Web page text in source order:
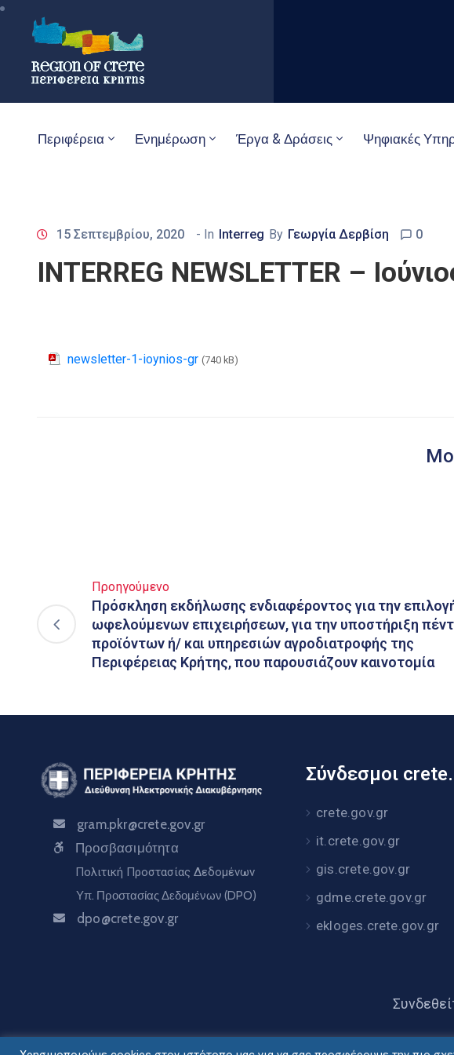
Περιφέρεια Ενημέρωση Έργα & Δράσεις Ψηφιακές
15 Σεπτεμβρίου, 2020 - In Interreg By Γεωργία Δερβίση 0
INTERREG NEWSLETTER –
newsletter-1-ioynios-gr (740 kB)
Προηγούμενο
Πρόσκληση εκδήλωσης ενδιαφέροντος για την
ωφελούμενων επιχειρήσεων, για την υποστήριξη
προϊόντων ή/ και υπηρεσιών αγροδιατροφής της
Περιφέρειας Κρήτης, που παρουσιάζουν καινοτομία
gram.pkr@crete.gov.gr
Προσβασιμότητα
Πολιτική Προστασίας Δεδομένων
Υπ. Προστασίας Δεδομένων (DPO)
dpo@crete.gov.gr
Σύνδεσμοι
crete.gov.gr
it.crete.gov.gr
gis.crete.gov.gr
gdme.crete.gov.gr
ekloges.crete.gov.gr